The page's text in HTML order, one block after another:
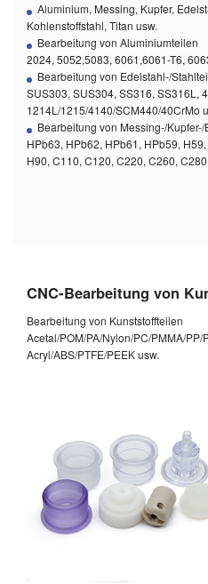
Aluminium, Messing, Kupfer,
Kohlenstoffstahl, Titan usw.
Bearbeitung von Aluminiumteilen
2024, 5052,5083, 6061,6061-T6,
Bearbeitung von Edelstahl-/
SUS303, SUS304, SS316, SS316L,
1214L/1215/4140/SCM440/40CrMo
Bearbeitung von Messing-/
HPb63, HPb62, HPb61, HPb59,
H90, C110, C120, C220, C260,
CNC-Bearbeitung von
Bearbeitung von Kunststoffteilen
Acetal/POM/PA/Nylon/PC/PMMA/PP/
Acryl/ABS/PTFE/PEEK usw.